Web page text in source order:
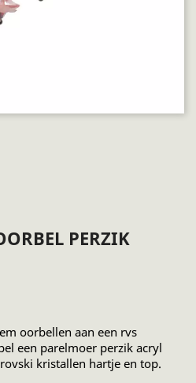
PERZIK
oorbellen aan een rvs
een parelmoer perzik acryl
kristallen hartje en top.